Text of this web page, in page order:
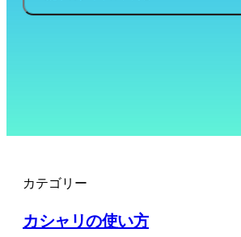
カテゴリー
カシャリの使い方